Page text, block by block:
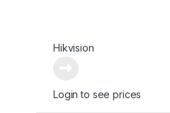
Hikvision
Login to see prices